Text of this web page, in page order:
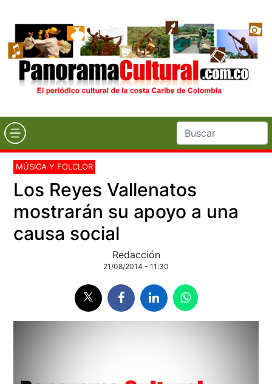
MÚSICA Y FOLCLOR
Los Reyes Vallenatos
mostrarán su apoyo a una
causa social
Redacción
21/08/2014 - 11:30